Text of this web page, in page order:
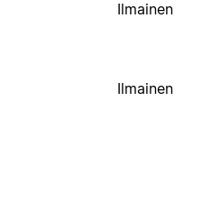
Ilmainen
Ilmainen